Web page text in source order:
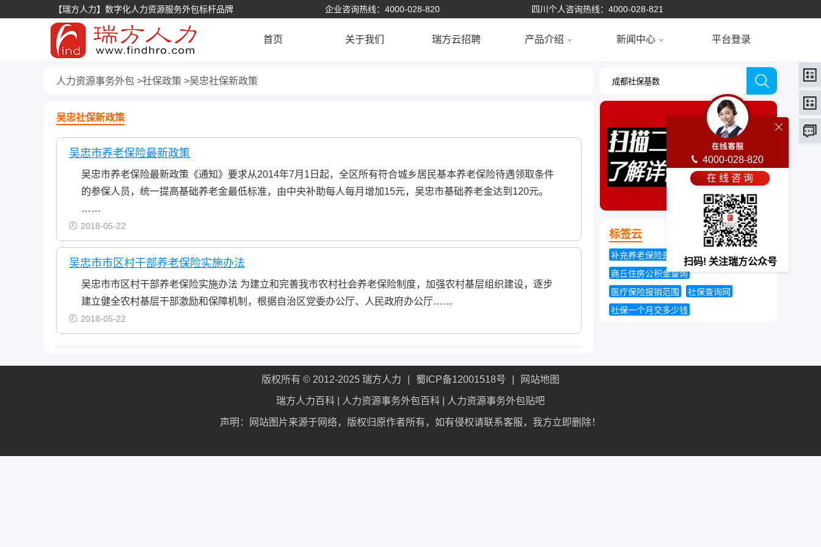
【瑞方人力】数字化人力资源服务外包标杆品牌 企业咨询热线：4000-028-820 四川个人咨询热线：4000-028-821
首页 关于我们 瑞方云招聘 产品介绍 新闻中心 平台登录
人力资源事务外包 社保政策 吴忠社保新政策
吴忠社保新政策
吴忠市养老保险最新政策
吴忠市养老保险最新政策《通知》要求从2014年7月1日起，全区所有符合城乡居民基本养老保险待遇领取条件
的参保人员，统一提高基础养老金最低标准，由中央补助每人每月增加15元，吴忠市基础养老金达到120元。
……
2018-05-22
吴忠市市区村干部养老保险实施办法
吴忠市市区村干部养老保险实施办法 为建立和完善我市农村社会养老保险制度，加强农村基层组织建设，逐步
建立健全农村基层干部激励和保障机制，根据自治区党委办公厅、人民政府办公厅……
2018-05-22
标签云
补充养老保险是什么
商丘住房公积金查询
医疗保险报销范围
社保查询网
社保一个月交多少钱
版权所有 © 2012-2025 瑞方人力 蜀ICP备12001518号 网站地图
瑞方人力百科 人力资源事务外包百科 人力资源事务外包贴吧
声明：网站图片来源于网络，版权归原作者所有，如有侵权请联系客服，我方立即删除！
4000-028-820
在 线 咨 询
扫码! 关注瑞方公众号